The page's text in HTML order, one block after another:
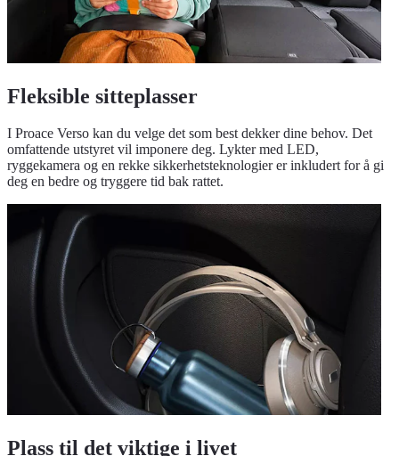
Fleksible sitteplasser
I Proace Verso kan du velge det som best dekker dine behov. Det
omfattende utstyret vil imponere deg. Lykter med LED,
ryggekamera og en rekke sikkerhetsteknologier er inkludert for å gi
deg en bedre og tryggere tid bak rattet.
Plass til det viktige i livet